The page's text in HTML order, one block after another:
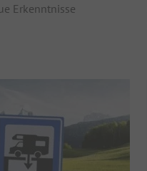
Erkenntnisse